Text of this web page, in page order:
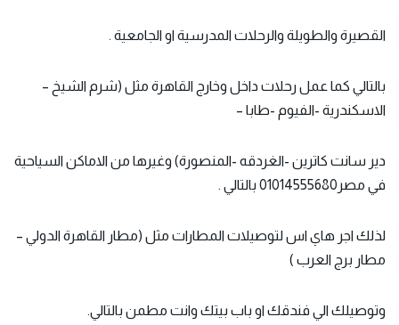
القصيرة والطويلة والرحلات المدرسية او الجامعية .
بالتالي كما عمل رحلات داخل وخارج القاهرة مثل (شرم الشيخ –
الاسكندرية -الفيوم -طابا –
دير سانت كاترين -الغردقه -المنصورة) وغيرها من الاماكن السياحية
في مصر01014555680 بالتالي .
لذلك اجر هاي اس لتوصيلات المطارات مثل (مطار القاهرة الدولي –
مطار برج العرب )
وتوصيلك الي فندقك او باب بيتك وانت مطمن بالتالي.